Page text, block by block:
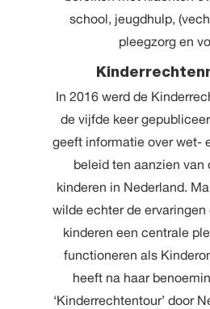
school, jeugdhulp,
pleegzorg en
In 2016 werd de
de vijfde keer
geeft informatie over wet-
beleid ten aanzien van
kinderen in Nederland.
wilde echter de ervaringen
kinderen een centrale
functioneren als
heeft na haar
‘Kinderrechtentour’ door